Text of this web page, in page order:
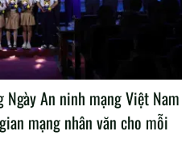
An ninh mạng Việt Nam
mạng nhân văn cho mỗi